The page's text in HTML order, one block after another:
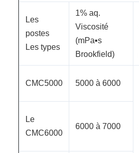
Les
postes
Les types
1% aq.
Viscosité
(mPa▪s
Brookfield)
CMC5000 5000 à 6000
Le
CMC6000
6000 à 7000